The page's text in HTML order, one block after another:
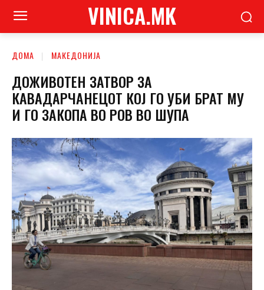
VINICA.MK
ДОМА МАКЕДОНИЈА
ДОЖИВОТЕН ЗАТВОР ЗА
КАВАДАРЧАНЕЦОТ КОЈ ГО УБИ БРАТ МУ
И ГО ЗАКОПА ВО РОВ ВО ШУПА